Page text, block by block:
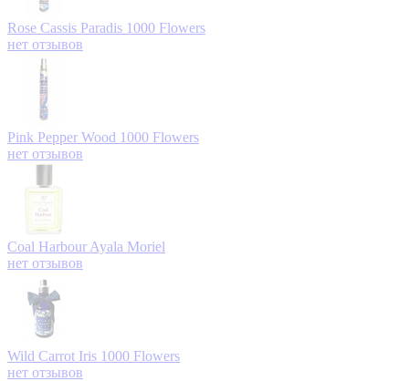
Rose Cassis Paradis 1000 Flowers
нет отзывов
Pink Pepper Wood 1000 Flowers
нет отзывов
Coal Harbour Ayala Moriel
нет отзывов
Wild Carrot Iris 1000 Flowers
нет отзывов